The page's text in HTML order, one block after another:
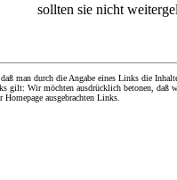
sollten sie nicht
man durch die Angabe eines Links die
gilt: Wir möchten ausdrücklich betonen,
ausgebrachten Links.